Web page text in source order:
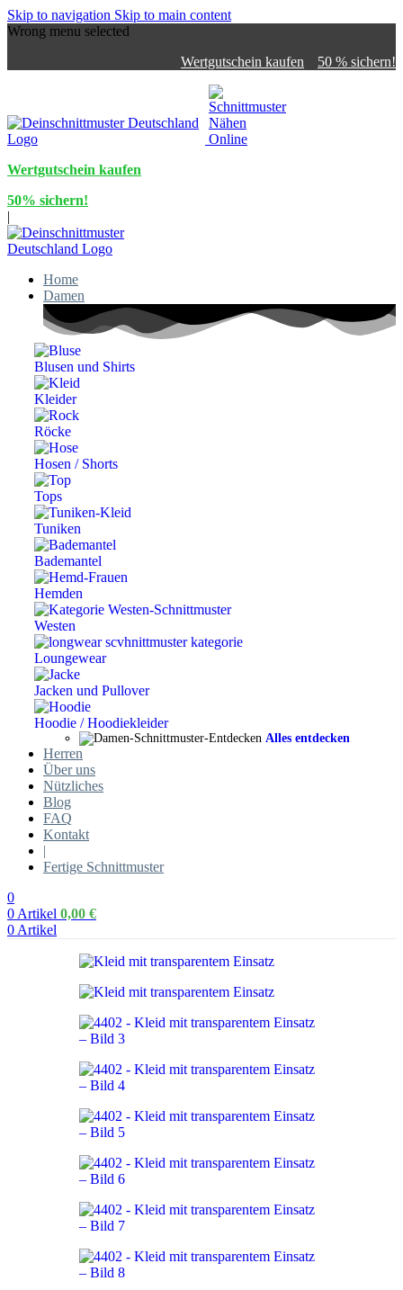
Skip to navigation Skip to main content
Wrong menu selected
Wertgutschein kaufen
50 % sichern!
Wertgutschein kaufen
50% sichern!
|
Home
Damen
Blusen und Shirts
Kleider
Röcke
Hosen / Shorts
Tops
Tuniken
Bademantel
Hemden
Westen
Loungewear
Jacken und Pullover
Hoodie / Hoodiekleider
Alles entdecken
Herren
Über uns
Nützliches
Blog
FAQ
Kontakt
|
Fertige Schnittmuster
0
0 Artikel 0,00 €
0 Artikel